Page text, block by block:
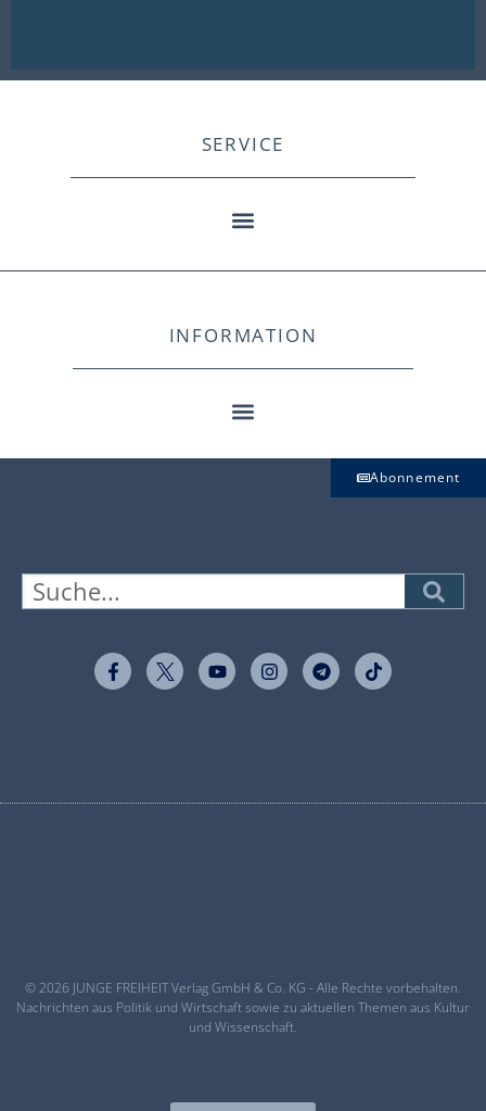
SERVICE
INFORMATION
Abonnement
© 2026 JUNGE FREIHEIT Verlag GmbH & Co. KG - Alle Rechte vorbehalten.
Nachrichten aus Politik und Wirtschaft sowie zu aktuellen Themen aus Kultur
und Wissenschaft.